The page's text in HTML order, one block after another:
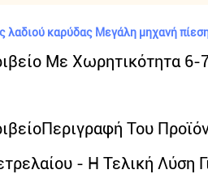
λαδιού καρύδας Μεγάλη μηχανή
Με Χωρητικότητα
Περιγραφή Του
- Η Τελική Λύση